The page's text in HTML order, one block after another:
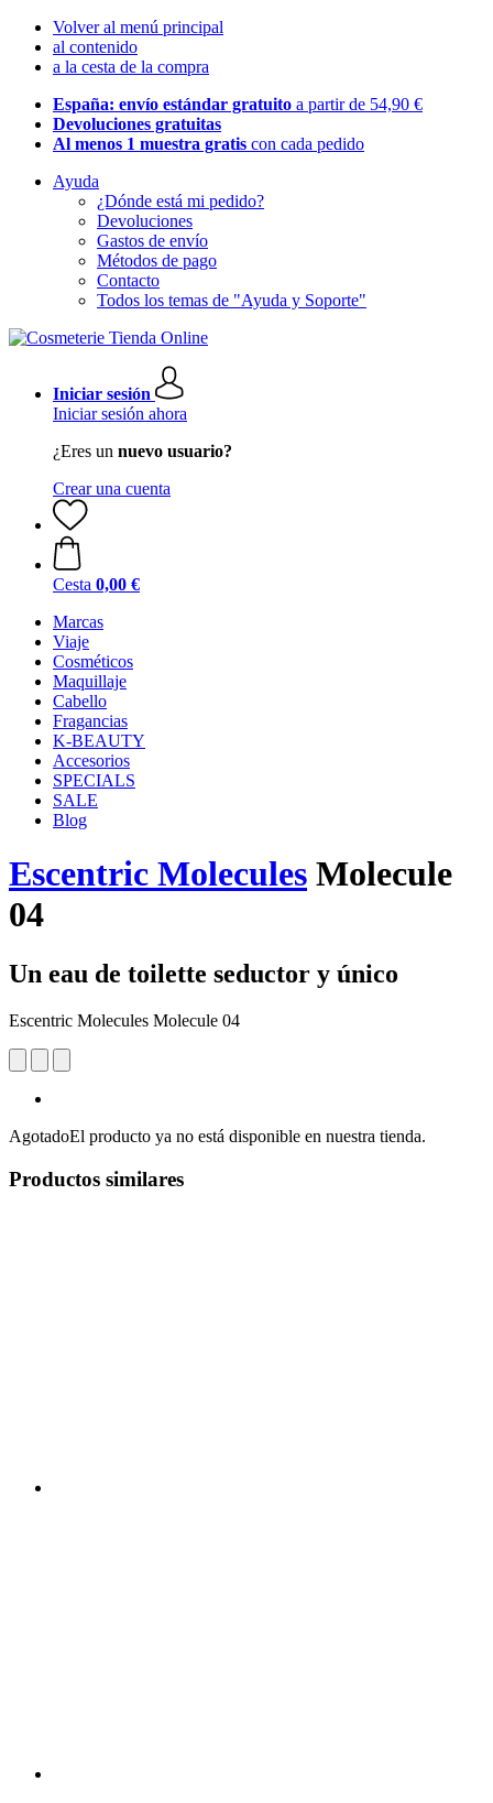
Volver al menú principal
al contenido
a la cesta de la compra
España: envío estándar gratuito a partir de 54,90 €
Devoluciones gratuitas
Al menos 1 muestra gratis con cada pedido
Ayuda
¿Dónde está mi pedido?
Devoluciones
Gastos de envío
Métodos de pago
Contacto
Todos los temas de "Ayuda y Soporte"
Iniciar sesión
Iniciar sesión ahora
¿Eres un nuevo usuario?
Crear una cuenta
Cesta 0,00 €
Marcas
Viaje
Cosméticos
Maquillaje
Cabello
Fragancias
K-BEAUTY
Accesorios
SPECIALS
SALE
Blog
Escentric Molecules Molecule
04
Un eau de toilette seductor y único
Escentric Molecules Molecule 04
AgotadoEl producto ya no está disponible en nuestra tienda.
Productos similares